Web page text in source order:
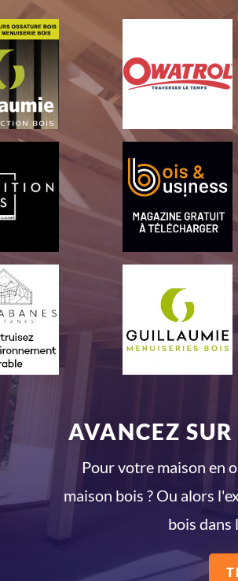
AVANCEZ
Pour votre maison en
maison bois ? Ou alors
bois dans